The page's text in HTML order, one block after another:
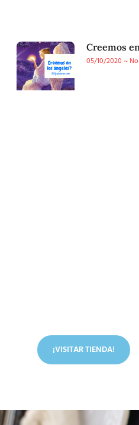
Creemos
05/10/2020
¡VISITAR TIENDA!